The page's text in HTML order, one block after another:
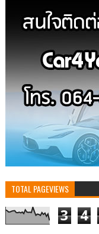
TOTAL PAGEVIEWS
3 4